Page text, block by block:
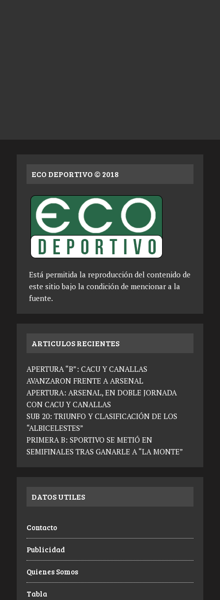
ECO DEPORTIVO © 2018
Está permitida la reproducción del contenido de
este sitio bajo la condición de mencionar a la
fuente.
ARTICULOS RECIENTES
APERTURA “B”: CACU Y CANALLAS
AVANZARON FRENTE A ARSENAL
APERTURA: ARSENAL, EN DOBLE JORNADA
CON CACU Y CANALLAS
SUB 20: TRIUNFO Y CLASIFICACIÓN DE LOS
“ALBICELESTES”
PRIMERA B: SPORTIVO SE METIÓ EN
SEMIFINALES TRAS GANARLE A “LA MONTE”
DATOS UTILES
Contacto
Publicidad
Quienes Somos
Tabla